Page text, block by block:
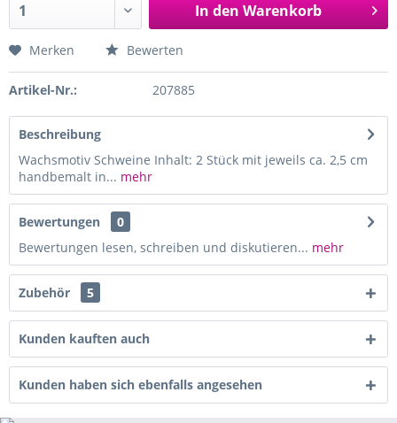
In den Warenkorb
Merken Bewerten
Artikel-Nr.: 207885
Beschreibung
Wachsmotiv Schweine Inhalt: 2 Stück mit jeweils ca. 2,5 cm
handbemalt in... mehr
Bewertungen
0
Bewertungen lesen, schreiben und diskutieren... mehr
Zubehör 5
Kunden kauften auch
Kunden haben sich ebenfalls angesehen